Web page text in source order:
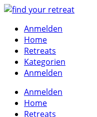
Skip
contentAnmelden
Home
Retreats
Kategorien
Anmelden
Anmelden
Home
Retreats